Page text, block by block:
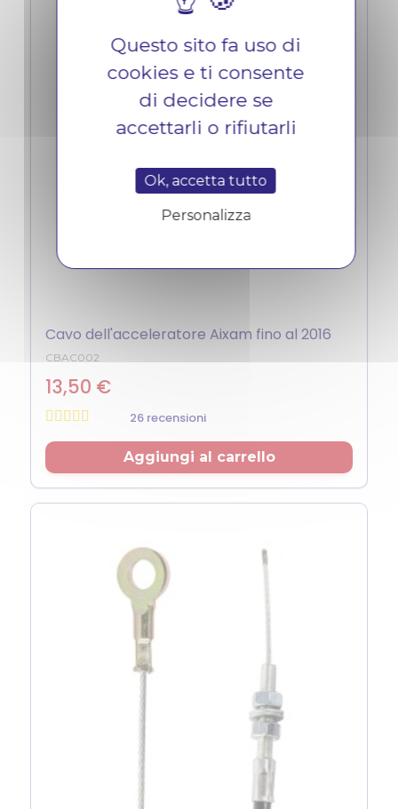
Cavo dell'acceleratore Aixam fino al 2016
CBAC002
13,50 €
26 recensioni
Prezzo
Aggiungi al carrello
Questo sito fa uso di
cookies e ti consente
di decidere se
accettarli o rifiutarli
Ok, accetta tutto
Personalizza